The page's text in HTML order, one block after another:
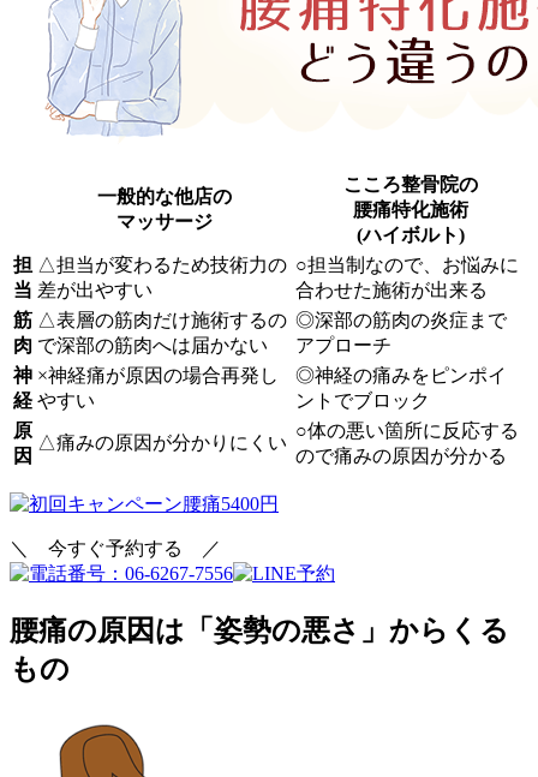
一般的な他店の
マッサージ
こころ整骨院の
腰痛特化施術
(ハイボルト)
担
当
△担当が変わるため技術力の
差が出やすい
○担当制 なので、 お悩みに
合わせた施術が出来る
筋
肉
△表層の筋肉だけ施術するの
で深部の筋肉へは届かない
◎深部の筋肉の炎症まで
アプローチ
神
経
×神経痛が原因の場合再発し
やすい
◎神経の痛みを ピンポイ
ントでブロック
原
因
△痛みの原因が分かりにくい
○体の悪い箇所に反応する
ので痛みの原因が分かる
＼ 今すぐ予約する ／
腰痛の原因は「姿勢の悪さ」からくる
もの